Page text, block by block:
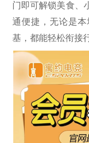
门即可解锁美食、
通便捷，无论是本
基，都能轻松衔接